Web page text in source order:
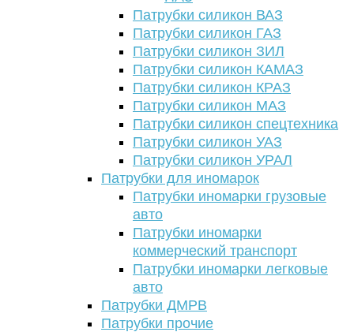
Патрубки силикон ВАЗ
Патрубки силикон ГАЗ
Патрубки силикон ЗИЛ
Патрубки силикон КАМАЗ
Патрубки силикон КРАЗ
Патрубки силикон МАЗ
Патрубки силикон спецтехника
Патрубки силикон УАЗ
Патрубки силикон УРАЛ
Патрубки для иномарок
Патрубки иномарки грузовые
авто
Патрубки иномарки
коммерческий транспорт
Патрубки иномарки легковые
авто
Патрубки ДМРВ
Патрубки прочие